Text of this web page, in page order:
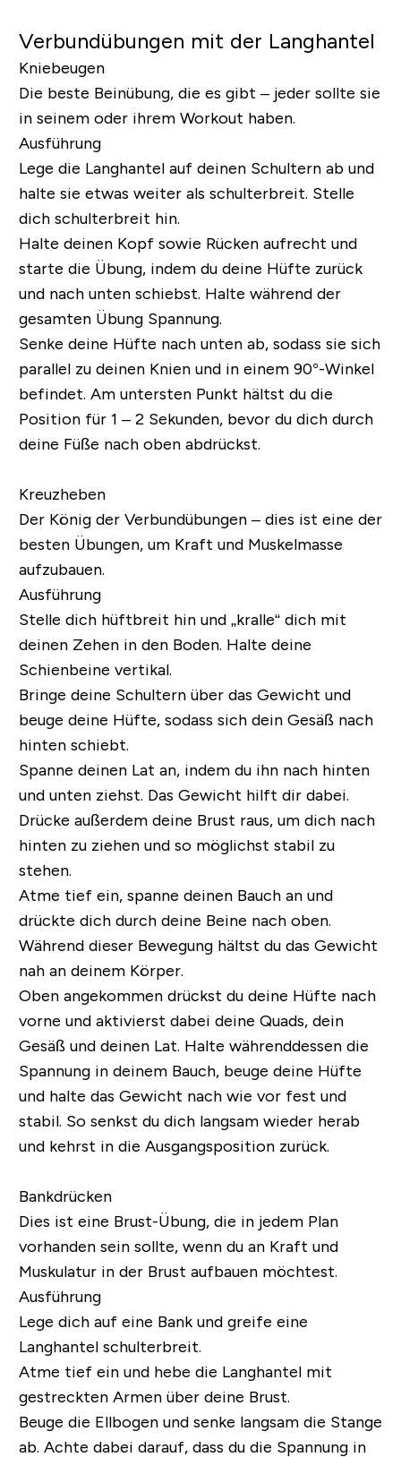
Verbundübungen mit der Langhantel
Kniebeugen
Die beste Beinübung, die es gibt – jeder sollte sie
in seinem oder ihrem Workout haben.
Ausführung
Lege die Langhantel auf deinen Schultern ab und
halte sie etwas weiter als schulterbreit. Stelle
dich schulterbreit hin.
Halte deinen Kopf sowie Rücken aufrecht und
starte die Übung, indem du deine Hüfte zurück
und nach unten schiebst. Halte während der
gesamten Übung Spannung.
Senke deine Hüfte nach unten ab, sodass sie sich
parallel zu deinen Knien und in einem 90°-Winkel
befindet. Am untersten Punkt hältst du die
Position für 1 – 2 Sekunden, bevor du dich durch
deine Füße nach oben abdrückst.
Kreuzheben
Der König der Verbundübungen – dies ist eine der
besten Übungen, um Kraft und Muskelmasse
aufzubauen.
Ausführung
Stelle dich hüftbreit hin und „kralle“ dich mit
deinen Zehen in den Boden. Halte deine
Schienbeine vertikal.
Bringe deine Schultern über das Gewicht und
beuge deine Hüfte, sodass sich dein Gesäß nach
hinten schiebt.
Spanne deinen Lat an, indem du ihn nach hinten
und unten ziehst. Das Gewicht hilft dir dabei.
Drücke außerdem deine Brust raus, um dich nach
hinten zu ziehen und so möglichst stabil zu
stehen.
Atme tief ein, spanne deinen Bauch an und
drückte dich durch deine Beine nach oben.
Während dieser Bewegung hältst du das Gewicht
nah an deinem Körper.
Oben angekommen drückst du deine Hüfte nach
vorne und aktivierst dabei deine Quads, dein
Gesäß und deinen Lat. Halte währenddessen die
Spannung in deinem Bauch, beuge deine Hüfte
und halte das Gewicht nach wie vor fest und
stabil. So senkst du dich langsam wieder herab
und kehrst in die Ausgangsposition zurück.
Bankdrücken
Dies ist eine Brust-Übung, die in jedem Plan
vorhanden sein sollte, wenn du an Kraft und
Muskulatur in der Brust aufbauen möchtest.
Ausführung
Lege dich auf eine Bank und greife eine
Langhantel schulterbreit.
Atme tief ein und hebe die Langhantel mit
gestreckten Armen über deine Brust.
Beuge die Ellbogen und senke langsam die Stange
ab. Achte dabei darauf, dass du die Spannung in